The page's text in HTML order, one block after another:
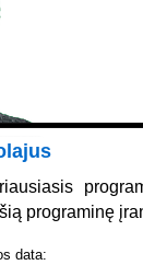
programinę
data: